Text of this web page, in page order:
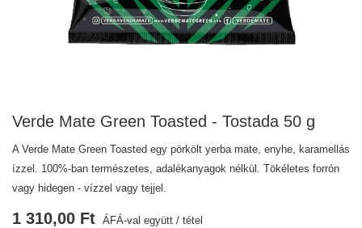
Verde Mate Green Toasted - Tostada 50 g
A Verde Mate Green Toasted egy pörkölt yerba mate, enyhe, karamellás
ízzel. 100%-ban természetes, adalékanyagok nélkül. Tökéletes forrón
vagy hidegen - vízzel vagy tejjel.
1 310,00 Ft ÁFÁ-val együtt / tétel